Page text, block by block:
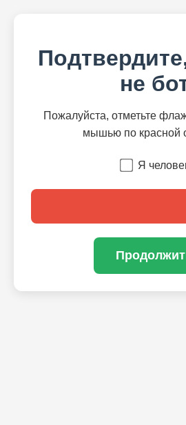
не
Пожалуйста, отметьте
мышью по красной
Я